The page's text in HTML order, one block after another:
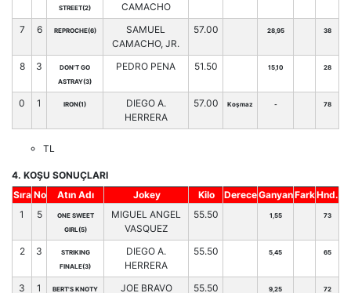
STREET(2)
CAMACHO
7 6 REPROCHE(6)
SAMUEL
CAMACHO, JR.
57.00 28,95 38
8 3
DON'T GO
ASTRAY(3)
PEDRO PENA 51.50 15,10 28
0 1 IRON(1)
DIEGO A.
HERRERA
57.00 Koşmaz - 78
TL
4. KOŞU SONUÇLARI
Sıra No Atın Adı Jokey Kilo DereceGanyanFarkHnd.
1
5
ONE SWEET
GIRL(5)
MIGUEL ANGEL
VASQUEZ
55.50 1,55 73
2 3
STRIKING
FINALE(3)
DIEGO A.
HERRERA
55.50 5,45 65
3 1
BERT'S KNOTY
JOE BRAVO 55.50 9,25 72